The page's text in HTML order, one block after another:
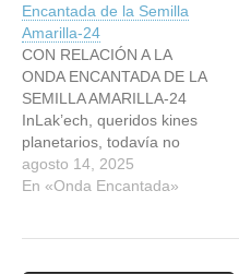
Encantada de la Semilla
Amarilla-24
CON RELACIÓN A LA
ONDA ENCANTADA DE LA
SEMILLA AMARILLA-24
InLak’ech, queridos kines
planetarios, todavía no
estoy en condiciones de
escribir las ondas
agosto 14, 2025
En «Onda Encantada»